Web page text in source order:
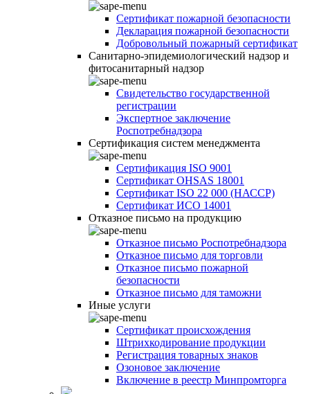
Сертификат пожарной безопасности
Декларация пожарной безопасности
Добровольный пожарный сертификат
Санитарно-эпидемиологический надзор и
фитосанитарный надзор
Свидетельство государственной
регистрации
Экспертное заключение
Роспотребнадзора
Сертификация систем менеджмента
Сертификация ISO 9001
Сертификат OHSAS 18001
Сертификат ISO 22 000 (НАССР)
Сертификат ИСО 14001
Отказное письмо на продукцию
Отказное письмо Роспотребнадзора
Отказное письмо для торговли
Отказное письмо пожарной
безопасности
Отказное письмо для таможни
Иные услуги
Сертификат происхождения
Штрихкодирование продукции
Регистрация товарных знаков
Озоновое заключение
Включение в реестр Минпромторга